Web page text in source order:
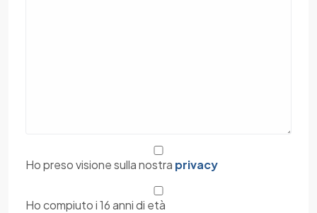
Ho preso visione sulla nostra privacy
Ho compiuto i 16 anni di età